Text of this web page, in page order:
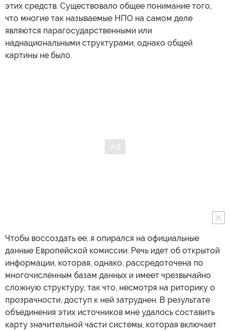
этих средств. Существовало общее понимание того,
что многие так называемые НПО на самом деле
являются парагосударственными или
наднациональными структурами, однако общей
картины не было.
Чтобы воссоздать ее, я опирался на официальные
данные Европейской комиссии. Речь идет об открытой
информации, которая, однако, рассредоточена по
многочисленным базам данных и имеет чрезвычайно
сложную структуру, так что, несмотря на риторику о
прозрачности, доступ к ней затруднен. В результате
объединения этих источников мне удалось составить
карту значительной части системы, которая включает